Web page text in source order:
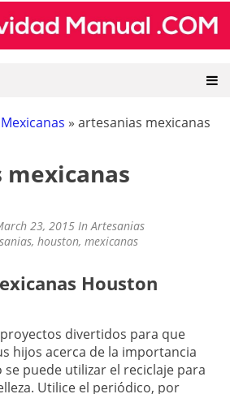
MANUAL
artesanias mexicanas, goma
y pintura decorativa.
» artesanias mexicanas
23, 2015 InArtesanias
, houston, mexicanas
Houston
divertidos para que
hijos acerca de la importancia
se puede utilizar el reciclaje para
Utilice el periódico, por